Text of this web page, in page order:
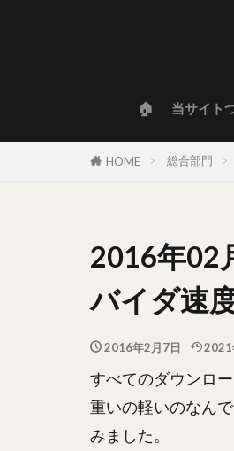
🏠 当サイト
HOME 総合部門
2016年02
バイダ速
2016年2月7日 2021
すべてのダウンロ
重いの軽いのなん
みました。